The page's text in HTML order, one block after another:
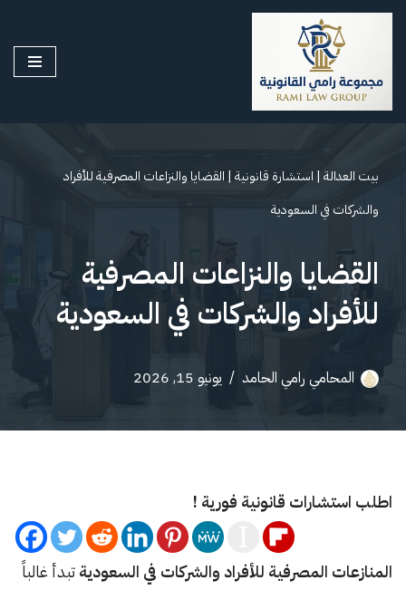
إلى
بيت العدالة | استشارة قانونية | القضايا والنزاعات المصرفية للأفراد
والشركات في السعودية
القضايا والنزاعات المصرفية
للأفراد والشركات في السعودية
المحامي رامي الحامد يونيو 15, 2026
اطلب استشارات قانونية فورية !
المنازعات المصرفية للأفراد والشركات في السعوديةتبدأ غالباً